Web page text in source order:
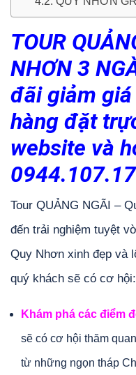
TOUR
NHƠN 3
đãi giảm giá
hàng đặt
website và
Tour QUẢNG NGÃI –
đến trải nghiệm tuyệt
Quy Nhơn xinh đẹp và
quý khách sẽ có cơ hội:
Khám phá các điểm
sẽ có cơ hội thăm
từ những ngọn tháp